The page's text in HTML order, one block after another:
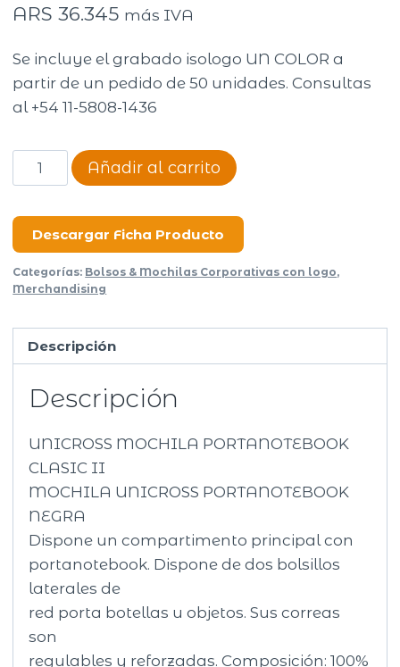
ARS 36.345 más IVA
Se incluye el grabado isologo UN COLOR a
partir de un pedido de 50 unidades. Consultas
al +54 11-5808-1436
UNICROSS
CLASIC
(62.3762)
cantidad
Añadir al carrito
Descargar Ficha Producto
Categorías: Bolsos & Mochilas Corporativas con logo,
Merchandising
Descripción
Descripción
UNICROSS MOCHILA PORTANOTEBOOK
CLASIC II
MOCHILA UNICROSS PORTANOTEBOOK
NEGRA
Dispone un compartimento principal con
portanotebook. Dispone de dos bolsillos
laterales de
red porta botellas u objetos. Sus correas
son
regulables y reforzadas. Composición: 100%